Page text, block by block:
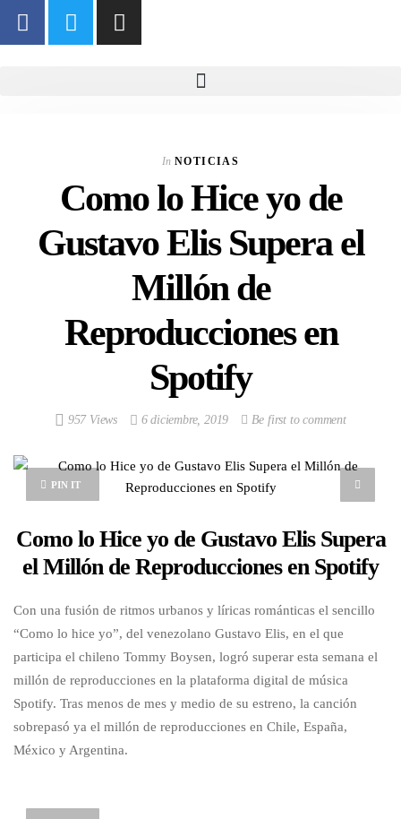
In NOTICIAS
Como lo Hice yo de
Gustavo Elis Supera el
Millón de
Reproducciones en
Spotify
957 Views 6 diciembre, 2019 Be first to comment
PIN IT
Como lo Hice yo de Gustavo Elis Supera
el Millón de Reproducciones en Spotify
Con una fusión de ritmos urbanos y líricas románticas el sencillo
“Como lo hice yo”, del venezolano Gustavo Elis, en el que
participa el chileno Tommy Boysen, logró superar esta semana el
millón de reproducciones en la plataforma digital de música
Spotify. Tras menos de mes y medio de su estreno, la canción
sobrepasó ya el millón de reproducciones en Chile, España,
México y Argentina.